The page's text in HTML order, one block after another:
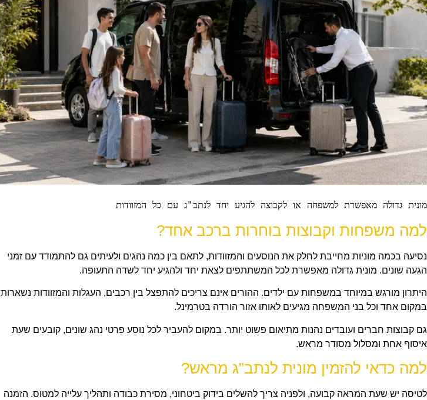
מונית גדולה מאפשרת למשפחה או לקבוצה להגיע יחד לנתב"ג עם כל המזוודות
למה משפחות וקבוצות בוחרות ברכב אחד?
נסיעה בכמה מוניות מחייבת לחלק את הנוסעים והמזוודות, לתאם בין כמה נהגים ולעיתים גם להתמודד עם זמני
הגעה שונים. מונית גדולה מאפשרת לכל המשתתפים לצאת יחד ולהגיע יחד לשדה התעופה.
היתרון מורגש במיוחד במשפחות עם ילדים. ההורים אינם צריכים להתפצל בין רכבים, העגלות והמזוודות נשארות
במקום אחד וכל בני המשפחה מגיעים לאותו אזור הורדה בטרמינל.
גם קבוצות חברים ועובדים נהנות מתיאום פשוט יותר. במקום להעביר לכל נוסע פרטי נהג שונים, קובעים שעת
איסוף אחת ומסלול מסודר מראש.
למה כדאי להזמין מונית לנתב”ג מראש?
לטיסה יש שעת המראה קבועה, ולפניה צריך להשלים בידוק ביטחוני, מסירת כבודה ותהליך עלייה למטוס. הזמנה